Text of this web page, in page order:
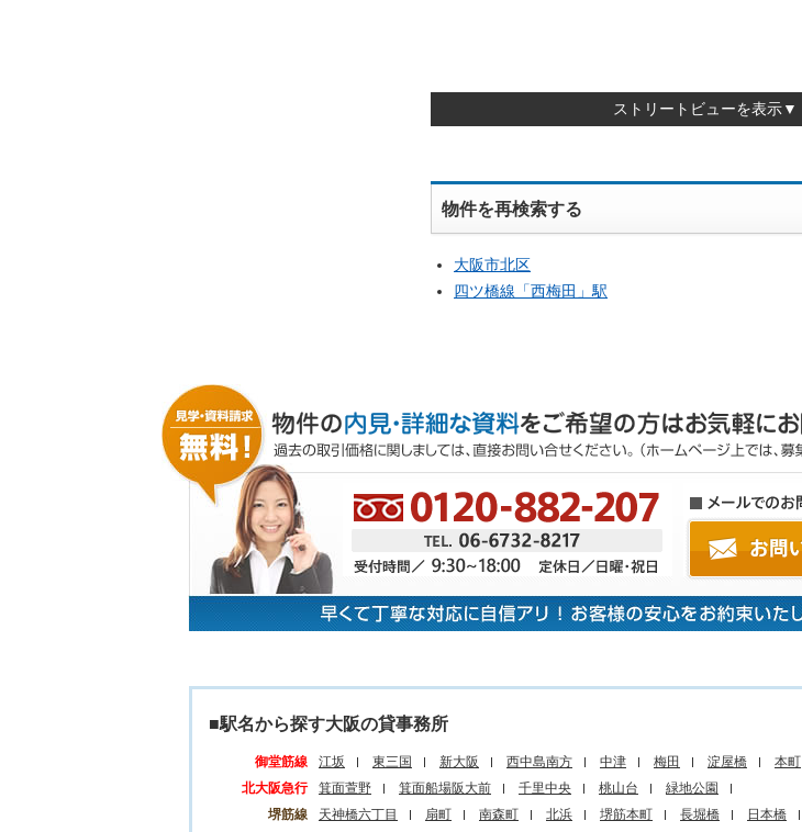
ストリートビューを表示▼
物件を再検索する
大阪市北区
四ツ橋線「西梅田 」駅
■駅名から探す大阪の貸事務所
御堂筋線 江坂 東三国 新大阪 西中島南方 中津 梅田 淀屋橋 本町
北大阪急行
箕面萱野 箕面船場阪大前 千里中央 桃山台
緑地公園
堺筋線
天神橋六丁目 扇町 南森町 北浜 堺筋本町 長堀橋 日本橋